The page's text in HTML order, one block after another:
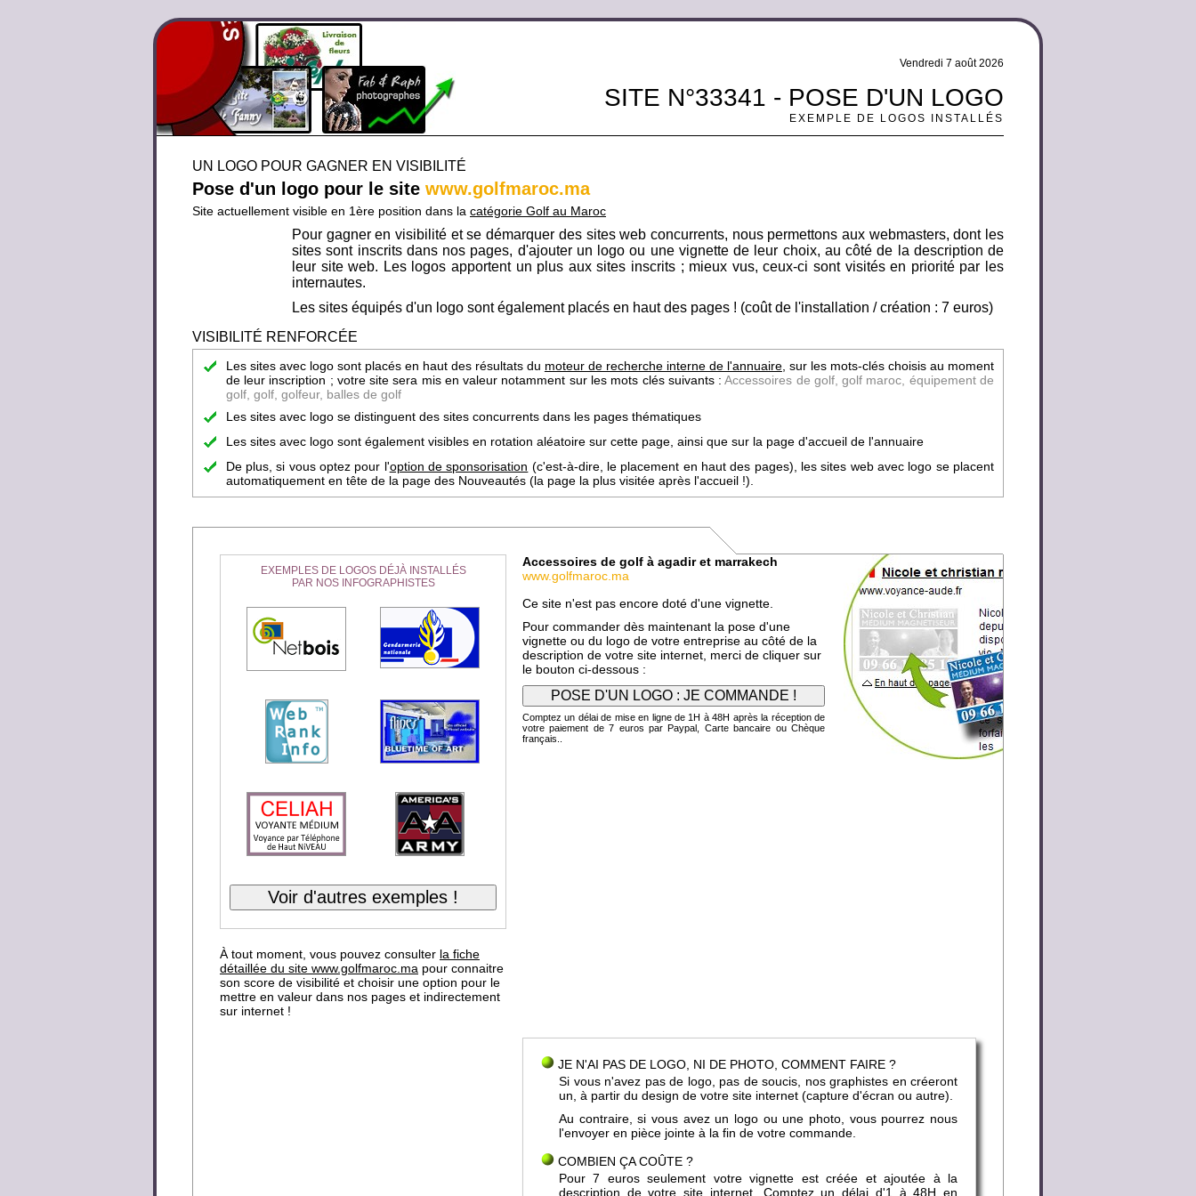
Vendredi 7 août 2026
SITE N°33341 - POSE D'UN LOGO
EXEMPLE DE LOGOS INSTALLÉS
UN LOGO POUR GAGNER EN VISIBILITÉ
Pose d'un logo pour le site www.golfmaroc.ma
Site actuellement visible en 1ère position dans la catégorie Golf au Maroc
Pour gagner en visibilité et se démarquer des sites web concurrents, nous permettons aux webmasters, dont les
sites sont inscrits dans nos pages, d'ajouter un logo ou une vignette de leur choix, au côté de la description de
leur site web. Les logos apportent un plus aux sites inscrits ; mieux vus, ceux-ci sont visités en priorité par les
internautes.
Les sites équipés d'un logo sont également placés en haut des pages ! (coût de l'installation / création : 7 euros)
VISIBILITÉ RENFORCÉE
Les sites avec logo sont placés en haut des résultats du moteur de recherche interne de l'annuaire, sur les mots-clés choisis au moment
de leur inscription ; votre site sera mis en valeur notamment sur les mots clés suivants :Accessoires de golf, golf maroc, équipement de
golf, golf, golfeur, balles de golf
Les sites avec logo se distinguent des sites concurrents dans les pages thématiques
Les sites avec logo sont également visibles en rotation aléatoire sur cette page, ainsi que sur la page d'accueil de l'annuaire
De plus, si vous optez pour l'option de sponsorisation (c'est-à-dire, le placement en haut des pages), les sites web avec logo se placent
automatiquement en tête de la page des Nouveautés (la page la plus visitée après l'accueil !).
EXEMPLES DE LOGOS DÉJÀ INSTALLÉS
PAR NOS INFOGRAPHISTES
À tout moment, vous pouvez consulter la fiche
détaillée du site www.golfmaroc.ma pour connaitre
son score de visibilité et choisir une option pour le
mettre en valeur dans nos pages et indirectement
sur internet !
Accessoires de golf à agadir et marrakech
www.golfmaroc.ma
Ce site n'est pas encore doté d'une vignette.
Pour commander dès maintenant la pose d'une
vignette ou du logo de votre entreprise au côté de la
description de votre site internet, merci de cliquer sur
le bouton ci-dessous :
Comptez un délai de mise en ligne de 1H à 48H après la réception de
votre paiement de 7 euros par Paypal, Carte bancaire ou Chèque
français..
JE N'AI PAS DE LOGO, NI DE PHOTO, COMMENT FAIRE ?
Si vous n'avez pas de logo, pas de soucis, nos graphistes en créeront
un, à partir du design de votre site internet (capture d'écran ou autre).
Au contraire, si vous avez un logo ou une photo, vous pourrez nous
l'envoyer en pièce jointe à la fin de votre commande.
COMBIEN ÇA COÛTE ?
Pour 7 euros seulement votre vignette est créée et ajoutée à la
description de votre site internet. Comptez un délai d'1 à 48H en